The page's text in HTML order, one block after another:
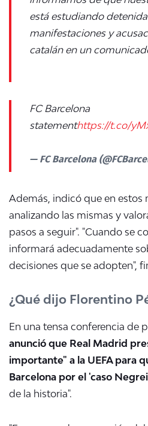
está estudiando
manifestaciones y
catalán en un
FC Barcelona
statementhttps://t.co/
— FC Barcelona
Además, indicó que en estos
analizando las mismas y
pasos a seguir". "Cuando se
informará adecuadamente
decisiones que se adopten",
¿Qué dijo Florentino
En una tensa conferencia de
anunció que Real Madrid
importante" a la UEFA para
Barcelona por el 'caso
de la historia".